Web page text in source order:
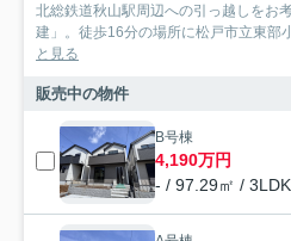
北総鉄道秋山駅周辺への引っ越しをお
建」。徒歩16分の場所に松戸市立東部
と見る
販売中の物件
B号棟
4,190万円
- / 97.29㎡ /